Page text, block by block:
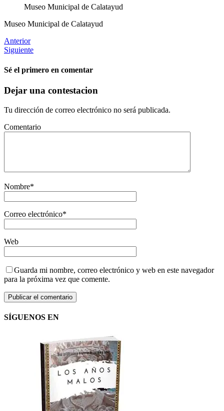
Museo Municipal de Calatayud
Museo Municipal de Calatayud
Anterior
Siguiente
Sé el primero en comentar
Dejar una contestacion
Tu dirección de correo electrónico no será publicada.
Comentario
Nombre*
Correo electrónico*
Web
Guarda mi nombre, correo electrónico y web en este navegador
para la próxima vez que comente.
SÍGUENOS EN